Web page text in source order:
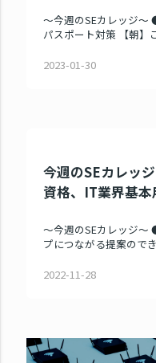
～今週のSEカレッジ～
パスポート対策 【朝】
2023-01-30
今週のSEカレッ
資格、IT業界基本
～今週のSEカレッジ～
プにつながる提案ので
2022-11-28